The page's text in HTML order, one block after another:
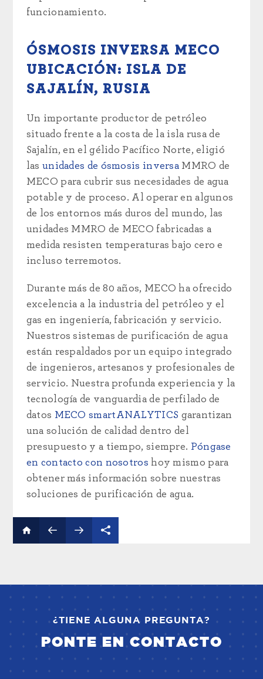
funcionamiento.
ÓSMOSIS INVERSA MECO
UBICACIÓN: ISLA DE
SAJALÍN, RUSIA
Un importante productor de petróleo
situado frente a la costa de la isla rusa de
Sajalín, en el gélido Pacífico Norte, eligió
las unidades de ósmosis inversa MMRO de
MECO para cubrir sus necesidades de agua
potable y de proceso. Al operar en algunos
de los entornos más duros del mundo, las
unidades MMRO de MECO fabricadas a
medida resisten temperaturas bajo cero e
incluso terremotos.
Durante más de 80 años, MECO ha ofrecido
excelencia a la industria del petróleo y el
gas en ingeniería, fabricación y servicio.
Nuestros sistemas de purificación de agua
están respaldados por un equipo integrado
de ingenieros, artesanos y profesionales de
servicio. Nuestra profunda experiencia y la
tecnología de vanguardia de perfilado de
datos MECO smartANALYTICS garantizan
una solución de calidad dentro del
presupuesto y a tiempo, siempre. Póngase
en contacto con nosotros hoy mismo para
obtener más información sobre nuestras
soluciones de purificación de agua.
¿TIENE ALGUNA PREGUNTA?
PONTE EN CONTACTO